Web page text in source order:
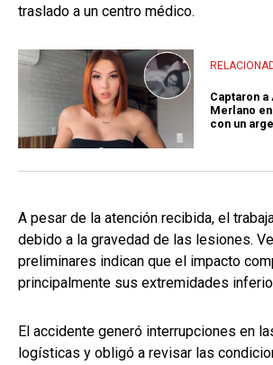
traslado a un centro médico.
Captaron
Merlano
con un
A pesar de la atención recibida, el
debido a la gravedad de las lesiones.
preliminares indican que el impacto
principalmente sus extremidades
El accidente generó interrupciones en
logísticas y obligó a revisar las